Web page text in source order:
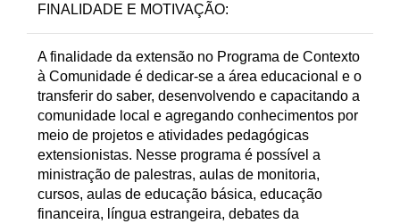
FINALIDADE E MOTIVAÇÃO:
A finalidade da extensão no Programa de Contexto
à Comunidade é dedicar-se a área educacional e o
transferir do saber, desenvolvendo e capacitando a
comunidade local e agregando conhecimentos por
meio de projetos e atividades pedagógicas
extensionistas. Nesse programa é possível a
ministração de palestras, aulas de monitoria,
cursos, aulas de educação básica, educação
financeira, língua estrangeira, debates da